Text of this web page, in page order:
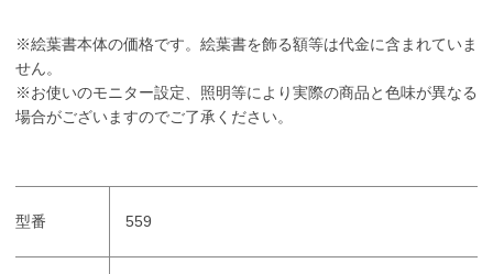
※絵葉書本体の価格です。絵葉書を飾る額等は代金に含まれていま
せん。
※お使いのモニター設定、照明等により実際の商品と色味が異なる
場合がございますのでご了承ください。
型番 559